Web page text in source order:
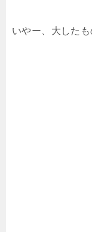
いやー、大したも